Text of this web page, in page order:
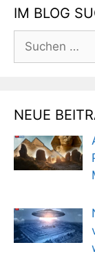
IM BLOG
nach:
NEUE